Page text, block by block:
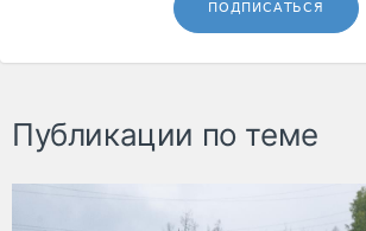
ПОДПИСАТЬСЯ
Публикации по теме